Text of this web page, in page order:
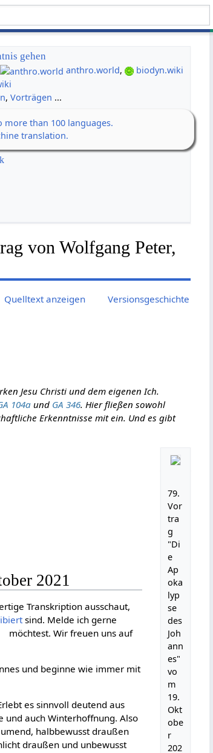
gehen
anthro.world,
biodyn.wiki
,Vorträgen ...
than 100 languages.
translation.
von Wolfgang Peter,
Quelltext anzeigen Versionsgeschichte
Jesu Christi und dem eigenen Ich.
104aund GA 346. Hier fließen sowohl
Erkenntnisse mit ein. Und es gibt
79.
Vor
tra
g
"Di
e
Ap
oka
lyp
se
des
Joh
ann
es"
vo
m
19.
Okt
obe
r
202
2021
Transkription ausschaut,
sind. Melde ich gerne
möchtest. Wir freuen uns auf
und beginne wie immer mit
es sinnvoll deutend aus
und auch Winterhoffnung. Also
halbbewusst draußen
draußen und unbewusst